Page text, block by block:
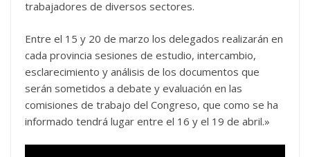
trabajadores de diversos sectores.
Entre el 15 y 20 de marzo los delegados realizarán en
cada provincia sesiones de estudio, intercambio,
esclarecimiento y análisis de los documentos que
serán sometidos a debate y evaluación en las
comisiones de trabajo del Congreso, que como se ha
informado tendrá lugar entre el 16 y el 19 de abril.»